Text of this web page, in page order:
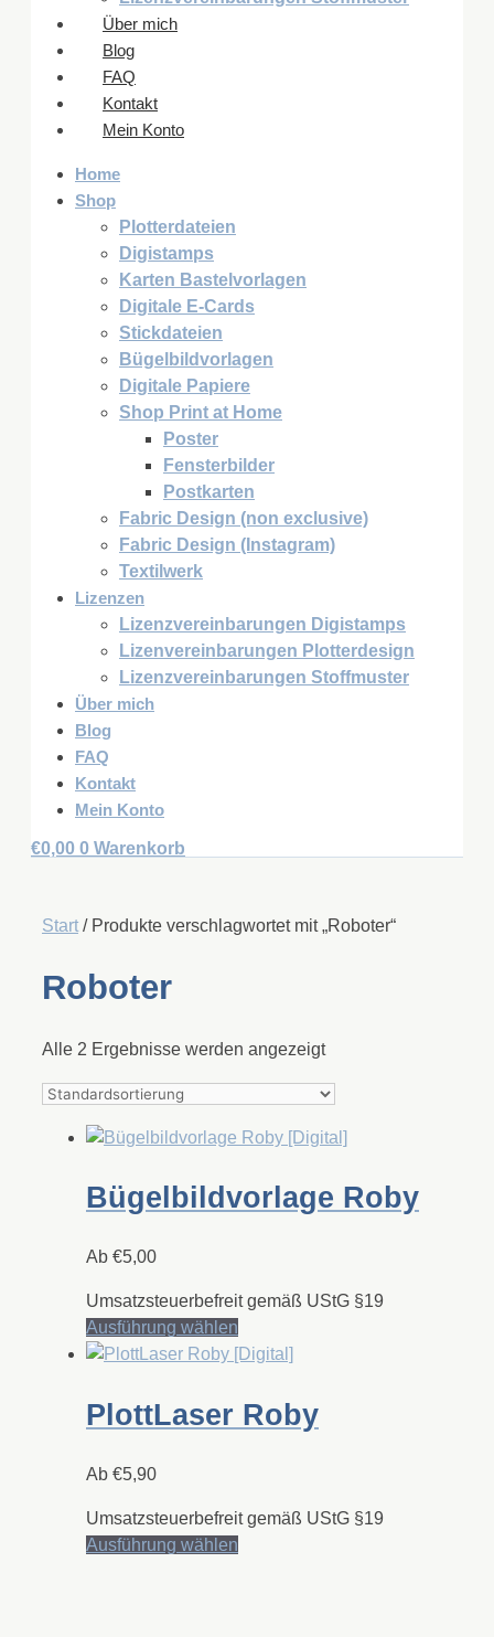
Über mich
Blog
FAQ
Kontakt
Mein Konto
Home
Shop
Plotterdateien
Digistamps
Karten Bastelvorlagen
Digitale E-Cards
Stickdateien
Bügelbildvorlagen
Digitale Papiere
Shop Print at Home
Poster
Fensterbilder
Postkarten
Fabric Design (non exclusive)
Fabric Design (Instagram)
Textilwerk
Lizenzen
Lizenzvereinbarungen Digistamps
Lizenvereinbarungen Plotterdesign
Lizenzvereinbarungen Stoffmuster
Über mich
Blog
FAQ
Kontakt
Mein Konto
€0,00 0 Warenkorb
Start / Produkte verschlagwortet mit „Roboter“
Roboter
Alle 2 Ergebnisse werden angezeigt
Bügelbildvorlage Roby
Ab €5,00
Umsatzsteuerbefreit gemäß UStG §19
Ausführung wählen
Produkt
mehrere
Varianten
Optionen
können
PlottLaser Roby
Ab €5,90
Umsatzsteuerbefreit gemäß UStG §19
Ausführung wählen